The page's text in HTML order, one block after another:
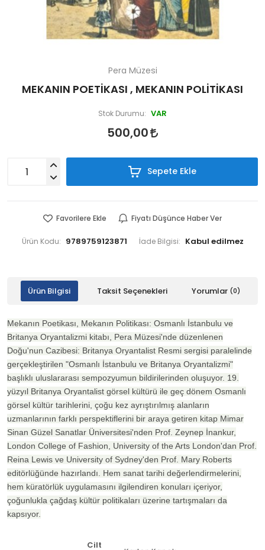
Pera Müzesi
MEKANIN POETİKASI , MEKANIN POLİTİKASI
Stok Durumu: VAR
500,00
Sepete Ekle
Favorilere Ekle Fiyatı Düşünce Haber Ver
Ürün Kodu: 9789759123871 İade Bilgisi:
Ürün Bilgisi Taksit Seçenekleri Yorumlar (0)
Mekanın Poetikası, Mekanın Politikası: Osmanlı İstanbulu ve
Britanya Oryantalizmi kitabı, Pera Müzesi'nde düzenlenen
Doğu'nun Cazibesi: Britanya Oryantalist Resmi sergisi paralelinde
gerçekleştirilen "Osmanlı İstanbulu ve Britanya Oryantalizmi"
başlıklı uluslararası sempozyumun bildirilerinden oluşuyor. 19.
yüzyıl Britanya Oryantalist görsel kültürü ile geç dönem Osmanlı
görsel kültür tarihlerini, çoğu kez ayrıştırılmış alanların
uzmanlarının farklı perspektiflerini bir araya getiren kitap Mimar
Sinan Güzel Sanatlar Üniversitesi'nden Prof. Zeynep İnankur,
London College of Fashion, University of the Arts London'dan Prof.
Reina Lewis ve University of Sydney'den Prof. Mary Roberts
editörlüğünde hazırlandı. Hem sanat tarihi değerlendirmelerini,
hem küratörlük uygulamasını ilgilendiren konuları içeriyor,
çoğunlukla çağdaş kültür politikaları üzerine tartışmaları da
kapsıyor.
Cilt